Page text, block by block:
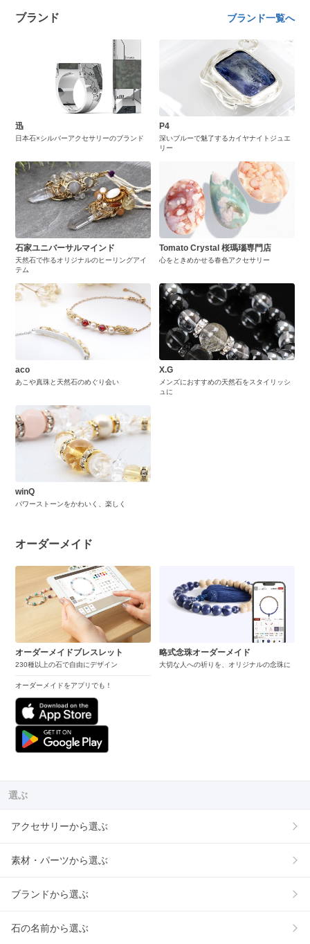
ブランド ブランド一覧へ
迅
日本石×シルバーアクセサリーのブランド
P4
深いブルーで魅了するカイヤナイトジュエ
リー
石家ユニバーサルマインド
天然石で作るオリジナルのヒーリングアイ
テム
Tomato Crystal 桜瑪瑙専門店
心をときめかせる春色アクセサリー
aco
あこや真珠と天然石のめぐり会い
X.G
メンズにおすすめの天然石をスタイリッシ
ュに
winQ
パワーストーンをかわいく、楽しく
オーダーメイド
オーダーメイドブレスレット
230種以上の石で自由にデザイン
オーダーメイドをアプリでも！
略式念珠オーダーメイド
大切な人への祈りを、オリジナルの念珠に
選ぶ
アクセサリーから選ぶ
素材・パーツから選ぶ
ブランドから選ぶ
石の名前から選ぶ